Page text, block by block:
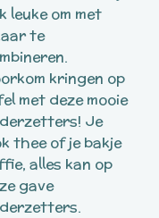
leuke om met
te
kringen op
met deze mooie
Je
thee of je bakje
alles kan op
gave